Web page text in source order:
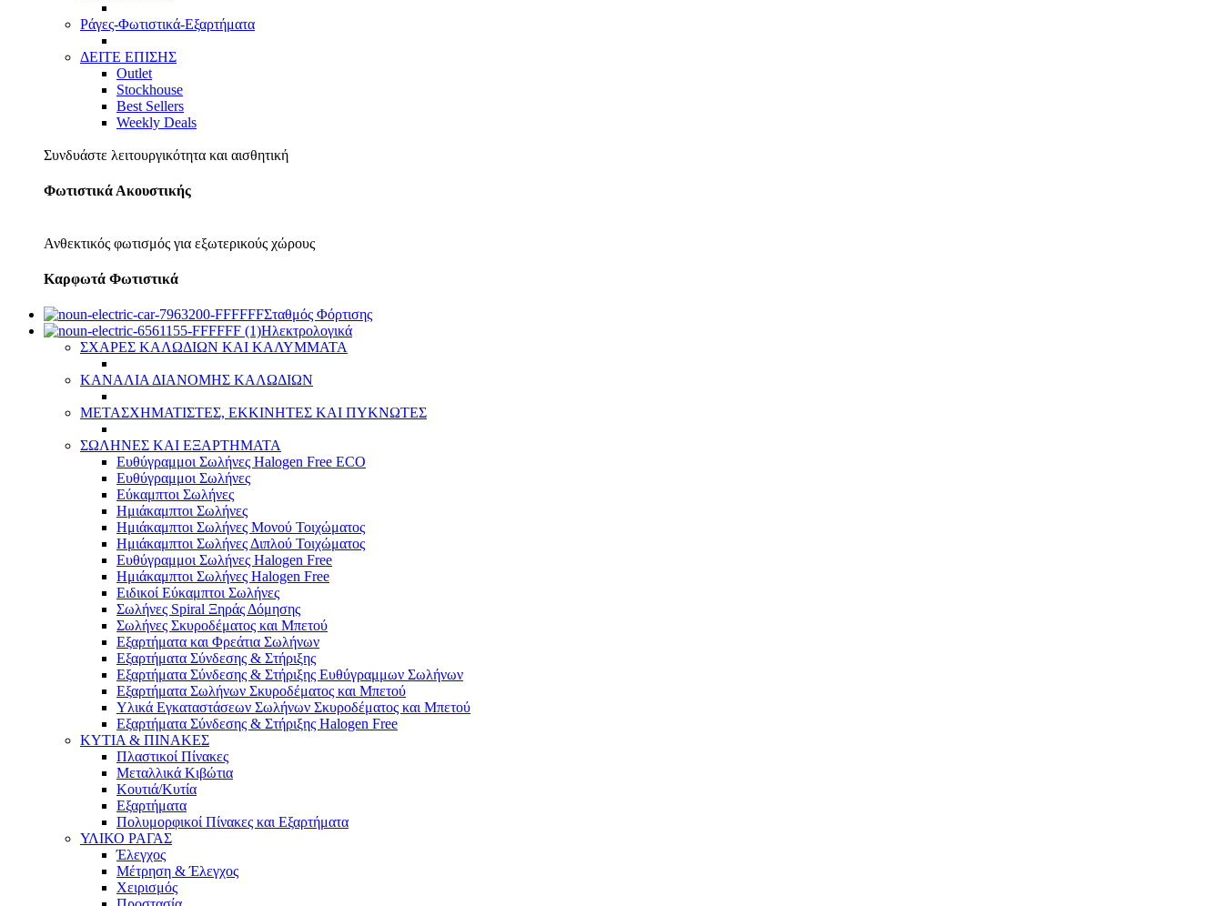
Ράγες-Φωτιστικά-Εξαρτήματα
ΔΕΙΤΕ ΕΠΙΣΗΣ
Outlet
Stockhouse
Best Sellers
Weekly Deals
Συνδυάστε λειτουργικότητα και αισθητική
Φωτιστικά Ακουστικής
Ανθεκτικός φωτισμός για εξωτερικούς χώρους
Καρφωτά Φωτιστικά
Σταθμός Φόρτισης
Ηλεκτρολογικά
ΣΧΑΡΕΣ ΚΑΛΩΔΙΩΝ ΚΑΙ ΚΑΛΥΜΜΑΤΑ
ΚΑΝΑΛΙΑ ΔΙΑΝΟΜΗΣ ΚΑΛΩΔΙΩΝ
ΜΕΤΑΣΧΗΜΑΤΙΣΤΕΣ, ΕΚΚΙΝΗΤΕΣ ΚΑΙ ΠΥΚΝΩΤΕΣ
ΣΩΛΗΝΕΣ ΚΑΙ ΕΞΑΡΤΗΜΑΤΑ
Ευθύγραμμοι Σωλήνες Halogen Free ECO
Ευθύγραμμοι Σωλήνες
Εύκαμπτοι Σωλήνες
Ημιάκαμπτοι Σωλήνες
Ημιάκαμπτοι Σωλήνες Μονού Τοιχώματος
Ημιάκαμπτοι Σωλήνες Διπλού Τοιχώματος
Ευθύγραμμοι Σωλήνες Halogen Free
Ημιάκαμπτοι Σωλήνες Halogen Free
Ειδικοί Εύκαμπτοι Σωλήνες
Σωλήνες Spiral Ξηράς Δόμησης
Σωλήνες Σκυροδέματος και Μπετού
Εξαρτήματα και Φρεάτια Σωλήνων
Εξαρτήματα Σύνδεσης & Στήριξης
Εξαρτήματα Σύνδεσης & Στήριξης Ευθύγραμμων Σωλήνων
Εξαρτήματα Σωλήνων Σκυροδέματος και Μπετού
Υλικά Εγκαταστάσεων Σωλήνων Σκυροδέματος και Μπετού
Εξαρτήματα Σύνδεσης & Στήριξης Halogen Free
ΚΥΤΙΑ & ΠΙΝΑΚΕΣ
Πλαστικοί Πίνακες
Μεταλλικά Κιβώτια
Κουτιά/Κυτία
Εξαρτήματα
Πολυμορφικοί Πίνακες και Εξαρτήματα
ΥΛΙΚΟ ΡΑΓΑΣ
Έλεγχος
Μέτρηση & Έλεγχος
Χειρισμός